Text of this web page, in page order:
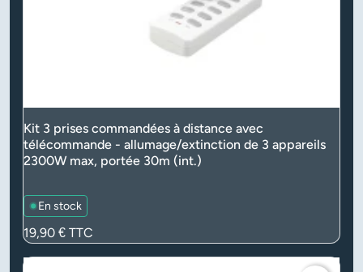
Kit 3 prises commandées à distance avec
télécommande - allumage/extinction de 3 appareils
2300W max, portée 30m (int.)
En stock
Prix
19,90 € TTC